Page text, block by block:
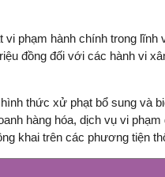
vi phạm hành chính trong
đồng đối với các hành vi
thức xử phạt bổ sung và
hàng hóa, dịch vụ vi phạm
khai trên các phương tiện